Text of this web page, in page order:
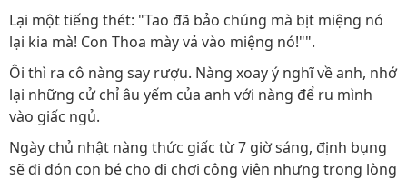
Lại một tiếng thét: "Tao đã bảo chúng mà bịt miệng nó
lại kia mà! Con Thoa mày vả vào miệng nó!"".
Ôi thì ra cô nàng say rượu. Nàng xoay ý nghĩ về anh, nhớ
lại những cử chỉ âu yếm của anh với nàng để ru mình
vào giấc ngủ.
Ngày chủ nhật nàng thức giấc từ 7 giờ sáng, định bụng
sẽ đi đón con bé cho đi chơi công viên nhưng trong lòng